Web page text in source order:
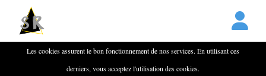
Les cookies assurent le bon fonctionnement de nos services. En utilisant ces
derniers, vous acceptez l'utilisation des cookies.